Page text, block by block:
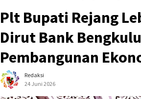
Plt Bupati Rejang
Dirut Bank
Pembangunan
Redaksi
24 Juni 2026